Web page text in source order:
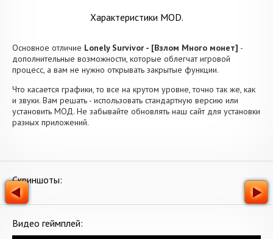
Характеристики MOD.
Основное отличие Lonely Survivor - [Взлом Много монет] -
дополнительные возможности, которые облегчат игровой
процесс, а вам не нужно открывать закрытые функции.
Что касается графики, то все на крутом уровне, точно так же, как
и звуки. Вам решать - использовать стандартную версию или
установить МОД. Не забывайте обновлять наш сайт для установки
разных приложений.
Скриншоты:
Видео геймплей: